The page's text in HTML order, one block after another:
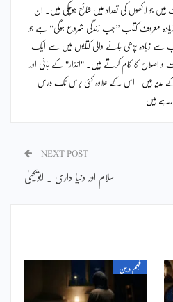
ہیں جو لاکھوں کی تعداد میں شائع ہوچکی ہیں۔ ان
معروف کتاب ’’جب زندگی شروع ہوگی‘‘ ہے جو
سے زیادہ پڑھی جانے والی کتابوں میں سے ایک
اصلاح کا کام کرتے ہیں۔ "انذار" کے بانی اور
کے مدیر ہیں۔ اس کے علاوہ کئی برس تک درس
رہے ہیں۔
NEXT POST
اسلام اور دنیا داری ۔ ابویحییٰ
فہم دین